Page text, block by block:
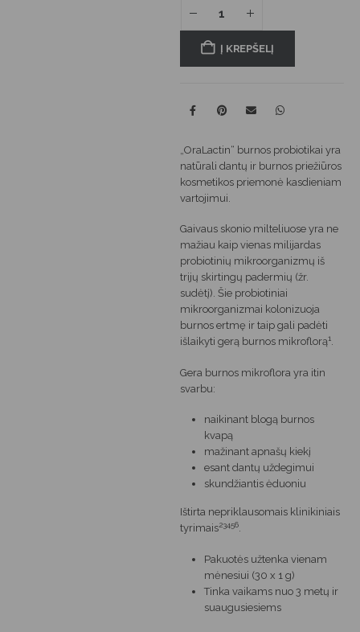
Į KREPŠELĮ
„OraLactin“ burnos probiotikai yra
natūrali dantų ir burnos priežiūros
kosmetikos priemonė kasdieniam
vartojimui.
Gaivaus skonio milteliuose yra ne
mažiau kaip vienas milijardas
probiotinių mikroorganizmų iš
trijų skirtingų padermių (žr.
sudėtį). Šie probiotiniai
mikroorganizmai kolonizuoja
burnos ertmę ir taip gali padėti
išlaikyti gerą burnos mikroflorą1.
Gera burnos mikroflora yra itin
svarbu:
naikinant blogą burnos
kvapą
mažinant apnašų kiekį
esant dantų uždegimui
skundžiantis ėduoniu
Ištirta nepriklausomais klinikiniais
tyrimais23456.
Pakuotės užtenka vienam
mėnesiui (30 x 1 g)
Tinka vaikams nuo 3 metų ir
suaugusiesiems